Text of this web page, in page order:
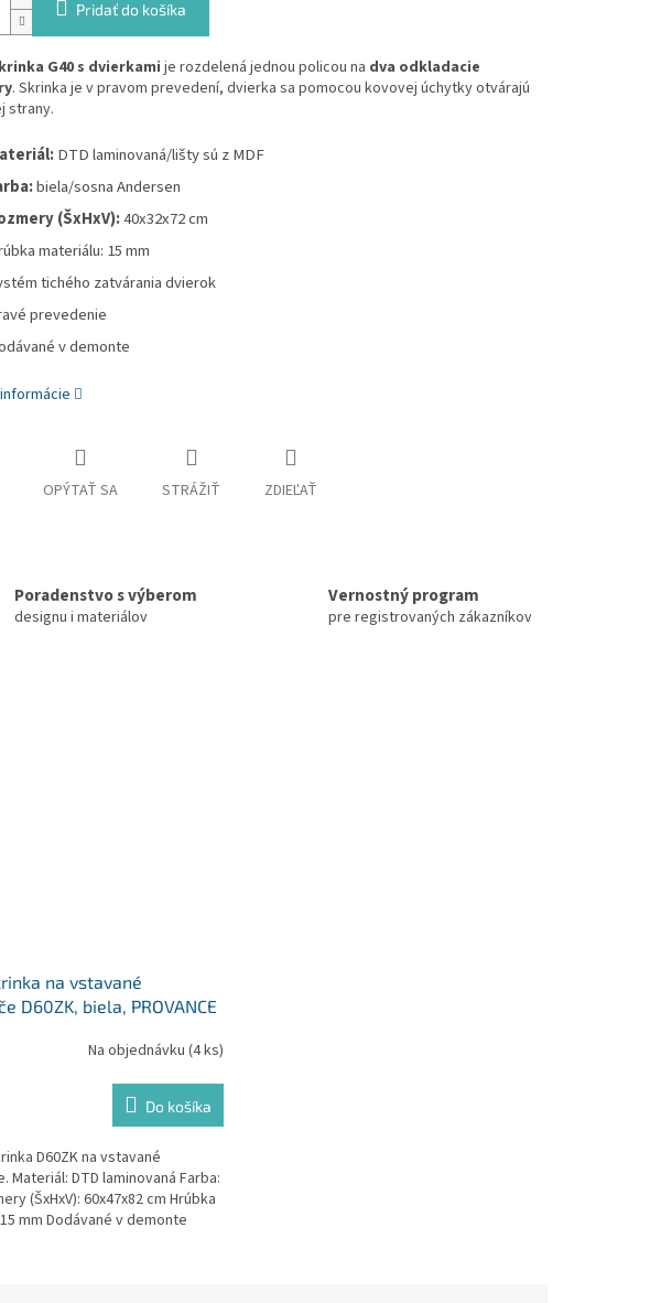
Pridať do košíka
G40 s dvierkamije rozdelená jednou policou na dva odkladacie
. Skrinka je v pravom prevedení, dvierka sa pomocou kovovej úchytky otvárajú
strany.
DTD laminovaná/lišty sú z MDF
biela/sosna Andersen
(ŠxHxV):40x32x72 cm
materiálu: 15 mm
tichého zatvárania dvierok
prevedenie
v demonte
OPÝTAŤ SA STRÁŽIŤ ZDIEĽAŤ
Poradenstvo s výberom
designu i materiálov
Vernostný program
pre registrovaných zákazníkov
na vstavané
D60ZK, biela, PROVANCE
Na objednávku (4 ks)
Do košíka
D60ZK na vstavané
Materiál: DTD laminovaná Farba:
(ŠxHxV): 60x47x82 cm Hrúbka
mm Dodávané v demonte